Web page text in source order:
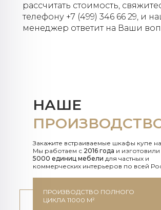
рассчитать стоимость,
телефону +7 (499) 346 66 29, и
менеджер ответит на Ваши
НАШЕ
Закажите встраиваемые шкафы купе на
Мы работаем с 2016 года и
5000 единиц мебели для частных и
коммерческих интерьеров по всей
ПРОИЗВОДСТВО ПОЛНОГО
ЦИКЛА 11000 М²